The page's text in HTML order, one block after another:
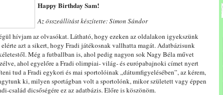
Happy Birthday Sam!
Az összeállítást készítette: Simon Sándor
hívjam az olvasókat. Látható, hogy ezeken az oldalakon igyekszünk
azt a sikert, hogy Fradi játékosnak vallhatta magát. Adatbázisunk
Még a futballban is, ahol pedig nagyon sok Nagy Béla művet
ahol egyelőre a Fradi olimpiai- világ- és európabajnoki címet nyert
tud a Fradi egykori és mai sportolóinak „dátumfigyelésében”, az kérem,
ki, milyen sportágban volt a sportolónk, mikor született vagy éppen
család dicsőségére ez az adatbázis. Előre is köszönöm.